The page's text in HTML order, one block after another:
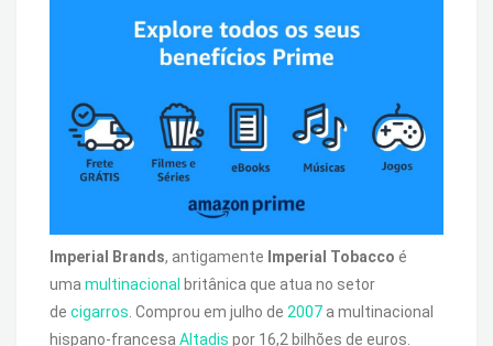
Imperial Brands, antigamente Imperial Tobacco é
uma multinacional britânica que atua no setor
de cigarros . Comprou em julho de 2007 a multinacional
hispano-francesa Altadis por 16,2 bilhões de euros.